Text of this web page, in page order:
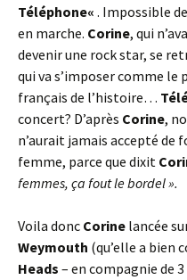
Téléphone« . Impossible
en marche. Corine, qui
devenir une rock star, se
qui va s’imposer comme
français de l’histoire…
concert? D’après Corine,
n’aurait jamais accepté de
femme, parce que dixit
femmes, ça fout le bordel ».
Voila donc Corine lancée
Weymouth (qu’elle a bien
Heads – en compagnie de